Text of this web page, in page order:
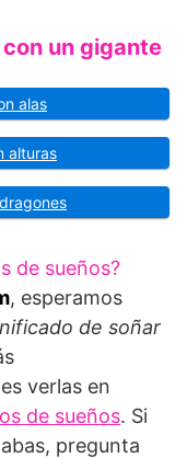
un gigante
alas
alturas
de sueños?
, esperamos
de soñar
verlas en
de sueños. Si
pregunta